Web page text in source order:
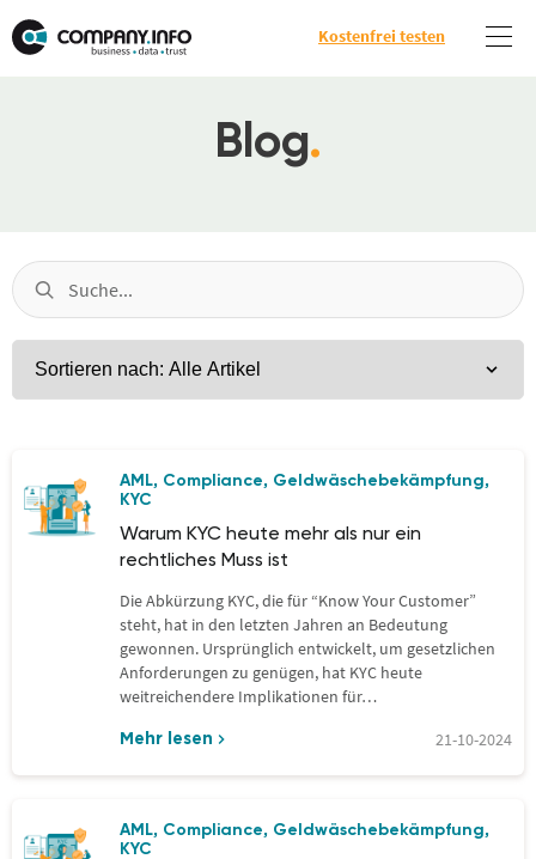
Kostenfrei testen
Blog.
AML, Compliance, Geldwäschebekämpfung,
KYC
Warum KYC heute mehr als nur ein
rechtliches Muss ist
Die Abkürzung KYC, die für “Know Your Customer”
steht, hat in den letzten Jahren an Bedeutung
gewonnen. Ursprünglich entwickelt, um gesetzlichen
Anforderungen zu genügen, hat KYC heute
weitreichendere Implikationen für…
Mehr lesen 21-10-2024
AML, Compliance, Geldwäschebekämpfung,
KYC